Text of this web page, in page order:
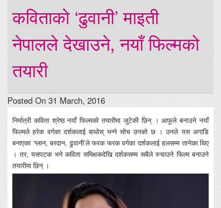
कविताको ‘ढुवानी’ माइती
नेपालले देखाउने, नयाँ फिल्मको
तयारी
Posted On 31 March, 2016
निर्मात्री कविता श्रेष्ठ नयाँ फिल्मको तयारीमा जुटेकी छिन् । आफूले बनाउने नयाँ
फिल्मले हरेक वर्गका दर्शकलाई बाधोस् भन्ने सोच उनको छ । उनले यस अगाडि
बनाएका ‘प्लान, बरदान, ढुवानी’ले फरक फरक वर्गका दर्शकलाई हलसम्म तानेका थिए
। तर, यसपटक भने कविता समिक्षकदेखि दर्शकसम्म सबैले रुचाउने फिल्म बनाउने
तयारीमा छिन् ।